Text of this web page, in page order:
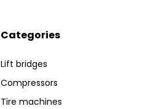
Categories
Lift bridges
Compressors
Tire machines